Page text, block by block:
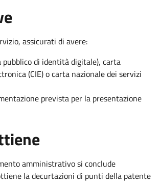
assicurati di avere:
pubblico di identità digitale), carta
(CIE) o carta nazionale dei servizi
prevista per la presentazione
amministrativo si conclude
la decurtazioni di punti della patente